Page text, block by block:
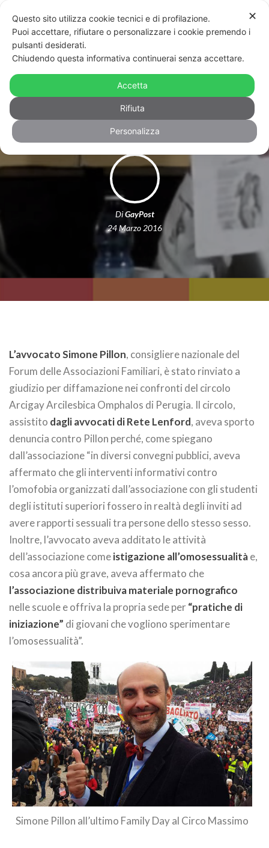
A giudizio Pillon: accusò Arcigay di
“istigazione all’omosessualità”
DiGayPost
24 Marzo 2016
L’avvocato Simone Pillon, consigliere nazionale del
Forum delle Associazioni Familiari, è stato rinviato a
giudizio per diffamazione nei confronti del circolo
Arcigay Arcilesbica Omphalos di Perugia. Il circolo,
assistito dagli avvocati di Rete Lenford, aveva sporto
denuncia contro Pillon perché, come spiegano
dall’associazione “in diversi convegni pubblici, aveva
affermato che gli interventi informativi contro
l’omofobia organizzati dall’associazione con gli studenti
degli istituti superiori fossero in realtà degli inviti ad
avere rapporti sessuali tra persone dello stesso sesso.
Inoltre, l’avvocato aveva additato le attività
dell’associazione comeistigazione all’omosessualitàe,
cosa ancora più grave, aveva affermato che
l’associazione distribuiva materiale pornografico
nelle scuole e offriva la propria sede per“pratiche di
iniziazione” di giovani che vogliono sperimentare
l’omosessualità”.
Simone Pillon all’ultimo Family Day al Circo Massimo
✕
Questo sito utilizza cookie tecnici e di profilazione.
Puoi accettare, rifiutare o personalizzare i cookie premendo i
pulsanti desiderati.
Chiudendo questa informativa continuerai senza accettare.
Accetta
Rifiuta
Personalizza